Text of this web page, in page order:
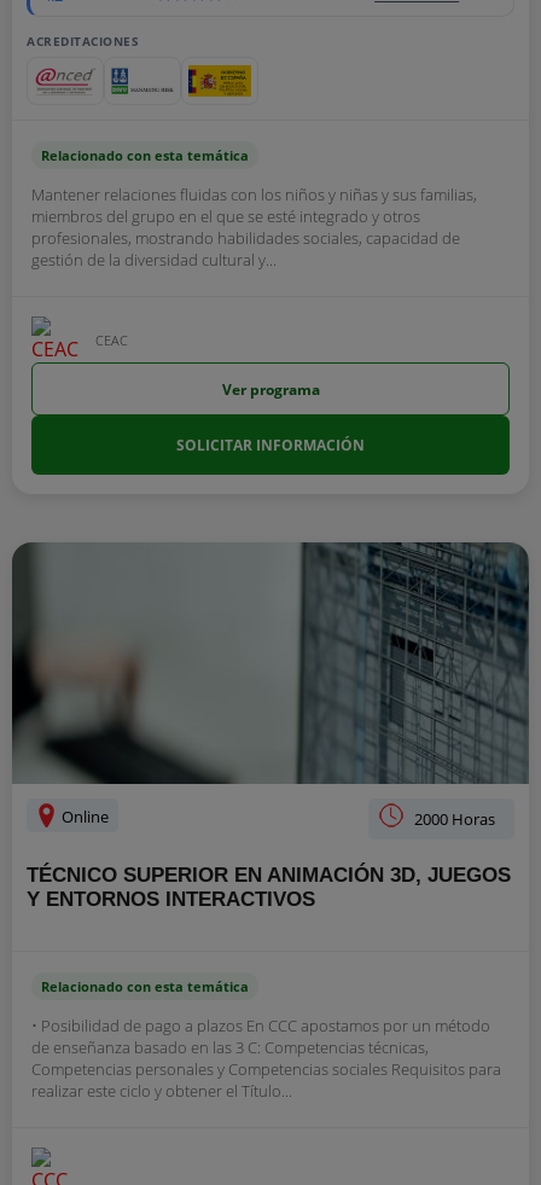
ACREDITACIONES
Relacionado con esta temática
Mantener relaciones fluidas con los niños y niñas y sus familias,
miembros del grupo en el que se esté integrado y otros
profesionales, mostrando habilidades sociales, capacidad de
gestión de la diversidad cultural y...
CEAC
Ver programa
SOLICITAR INFORMACIÓN
Online 2000 Horas
TÉCNICO SUPERIOR EN ANIMACIÓN 3D, JUEGOS
Y ENTORNOS INTERACTIVOS
Relacionado con esta temática
• Posibilidad de pago a plazos En CCC apostamos por un método
de enseñanza basado en las 3 C: Competencias técnicas,
Competencias personales y Competencias sociales Requisitos para
realizar este ciclo y obtener el Título...